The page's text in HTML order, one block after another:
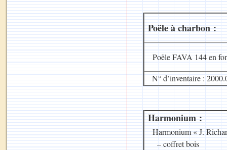
Poële à charbon :
Poële FAVA 144 en
N° d’inventaire :
Harmonium :
Harmonium « J.
– coffret bois